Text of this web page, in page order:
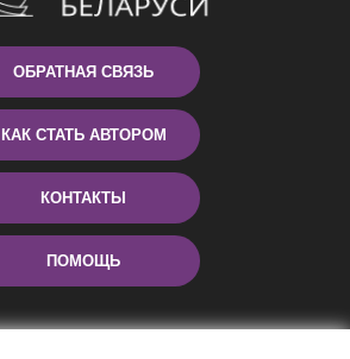
ОБРАТНАЯ СВЯЗЬ
КАК СТАТЬ АВТОРОМ
КОНТАКТЫ
ПОМОЩЬ